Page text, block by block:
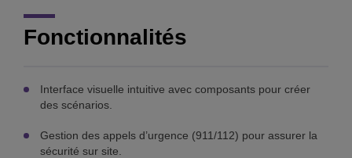
Fonctionnalités
Interface visuelle intuitive avec composants pour créer
des scénarios.
Gestion des appels d’urgence (911/112) pour assurer la
sécurité sur site.